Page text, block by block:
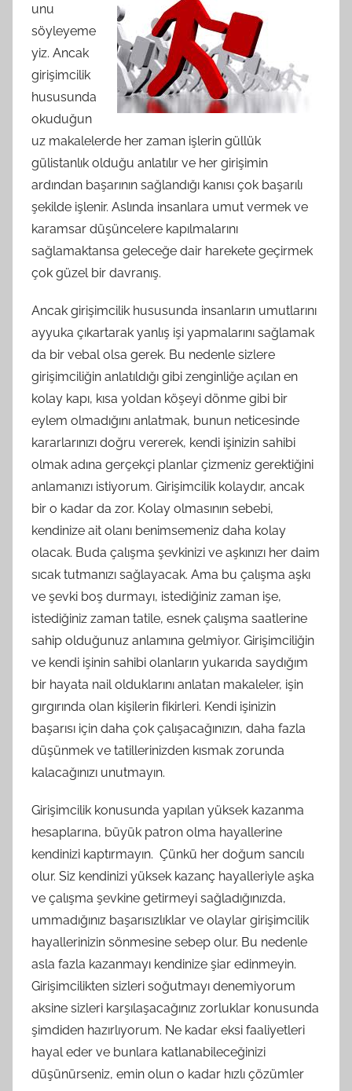
unu
söyleyeme
yiz. Ancak
girişimcilik
hususunda
okuduğun
uz makalelerde her zaman işlerin güllük
gülistanlık olduğu anlatılır ve her girişimin
ardından başarının sağlandığı kanısı çok başarılı
şekilde işlenir. Aslında insanlara umut vermek ve
karamsar düşüncelere kapılmalarını
sağlamaktansa geleceğe dair harekete geçirmek
çok güzel bir davranış.
Ancak girişimcilik hususunda insanların umutlarını
ayyuka çıkartarak yanlış işi yapmalarını sağlamak
da bir vebal olsa gerek. Bu nedenle sizlere
girişimciliğin anlatıldığı gibi zenginliğe açılan en
kolay kapı, kısa yoldan köşeyi dönme gibi bir
eylem olmadığını anlatmak, bunun neticesinde
kararlarınızı doğru vererek, kendi işinizin sahibi
olmak adına gerçekçi planlar çizmeniz gerektiğini
anlamanızı istiyorum. Girişimcilik kolaydır, ancak
bir o kadar da zor. Kolay olmasının sebebi,
kendinize ait olanı benimsemeniz daha kolay
olacak. Buda çalışma şevkinizi ve aşkınızı her daim
sıcak tutmanızı sağlayacak. Ama bu çalışma aşkı
ve şevki boş durmayı, istediğiniz zaman işe,
istediğiniz zaman tatile, esnek çalışma saatlerine
sahip olduğunuz anlamına gelmiyor. Girişimciliğin
ve kendi işinin sahibi olanların yukarıda saydığım
bir hayata nail olduklarını anlatan makaleler, işin
gırgırında olan kişilerin fikirleri. Kendi işinizin
başarısı için daha çok çalışacağınızın, daha fazla
düşünmek ve tatillerinizden kısmak zorunda
kalacağınızı unutmayın.
Girişimcilik konusunda yapılan yüksek kazanma
hesaplarına, büyük patron olma hayallerine
kendinizi kaptırmayın. Çünkü her doğum sancılı
olur. Siz kendinizi yüksek kazanç hayalleriyle aşka
ve çalışma şevkine getirmeyi sağladığınızda,
ummadığınız başarısızlıklar ve olaylar girişimcilik
hayallerinizin sönmesine sebep olur. Bu nedenle
asla fazla kazanmayı kendinize şiar edinmeyin.
Girişimcilikten sizleri soğutmayı denemiyorum
aksine sizleri karşılaşacağınız zorluklar konusunda
şimdiden hazırlıyorum. Ne kadar eksi faaliyetleri
hayal eder ve bunlara katlanabileceğinizi
düşünürseniz, emin olun o kadar hızlı çözümler